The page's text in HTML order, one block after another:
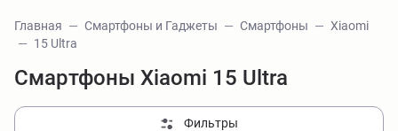
Главная Смартфоны и Гаджеты Смартфоны
Xiaomi
15 Ultra
Смартфоны Xiaomi 15 Ultra
Фильтры